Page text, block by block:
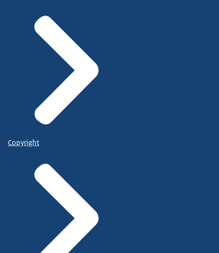
Copyright